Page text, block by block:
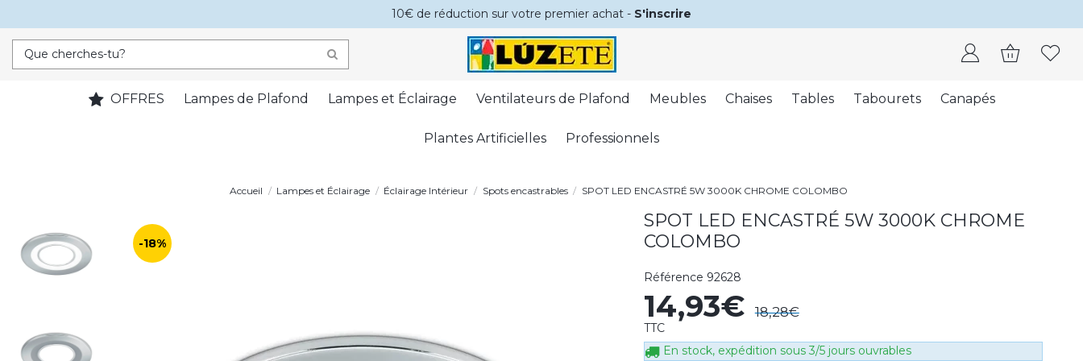
10€ de réduction sur votre premier achat - S'inscrire
OFFRES Lampes de Plafond Lampes et Éclairage Ventilateurs de Plafond Meubles Chaises Tables Tabourets Canapés
Plantes Artificielles Professionnels
Accueil Lampes et Éclairage Éclairage Intérieur Spots encastrables SPOT LED ENCASTRÉ 5W 3000K CHROME COLOMBO
-18%
SPOT LED ENCASTRÉ 5W 3000K CHROME
COLOMBO
Référence 92628
14,93€ 18,28€
TTC
En stock, expédition sous 3/5 jours ouvrables